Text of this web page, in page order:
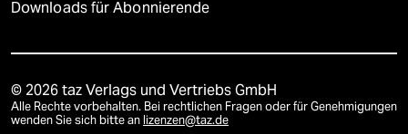
Downloads für Abonnierende
© 2026 taz Verlags und Vertriebs GmbH
Alle Rechte vorbehalten. Bei rechtlichen Fragen oder für Genehmigungen
wenden Sie sich bitte an lizenzen@taz.de